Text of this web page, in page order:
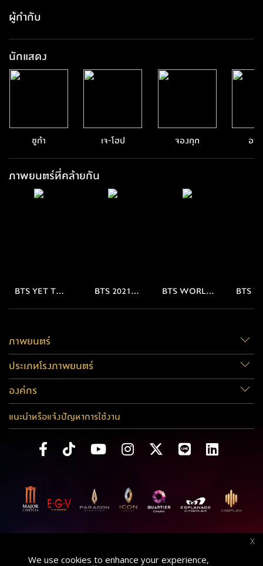
We use cookies to enhance your experience,
X
ผู้กำกับ
นักแสดง
ชูก้า เจ-โฮป จองกุก อา
ภาพยนตร์ที่คล้ายกัน
BTS YET TO
COME IN
BTS 2021
MUSTER
BTS WORLD
TOUR LOVE
YOURSELF
BTS
ภาพยนตร์
ประเภทโรงภาพยนตร์
องค์กร
แนะนำหรือแจ้งปัญหาการใช้งาน